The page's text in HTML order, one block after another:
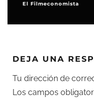
El Filmeconomista
DEJA UNA
Tu dirección de
Los campos